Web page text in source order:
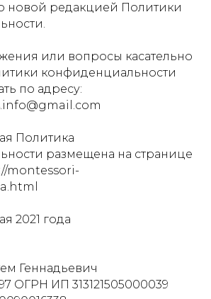
новой редакцией Политики
или вопросы касательно
конфиденциальности
по адресу:
Политика
размещена на странице
montessori-
2021 года
Геннадьевич
ОГРН ИП 313121505000039